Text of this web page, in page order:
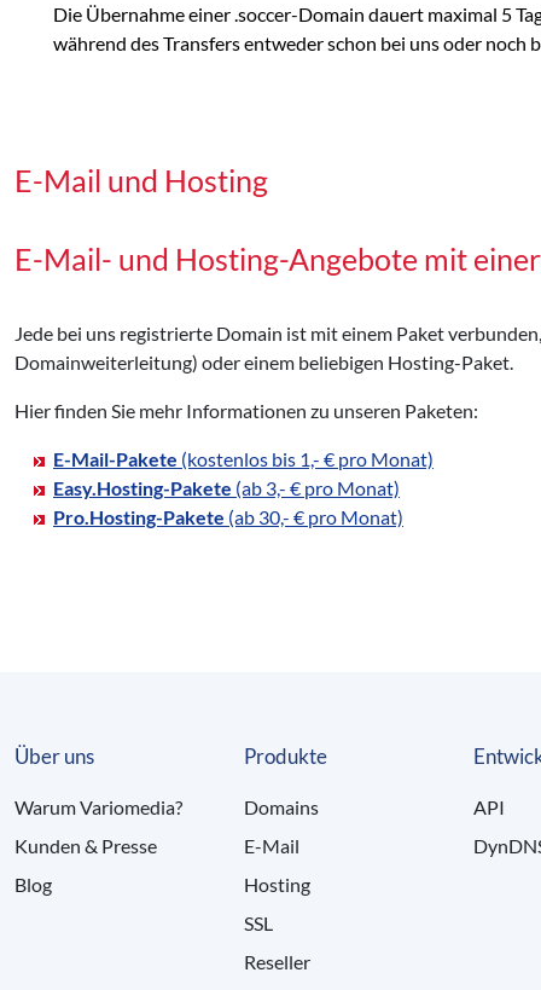
Die Übernahme einer .soccer-Domain dauert maximal 5
während des Transfers entweder schon bei uns oder noch
E-Mail und Hosting
E-Mail- und Hosting-Angebote mit
Jede bei uns registrierte Domain ist mit einem Paket
Domainweiterleitung) oder einem beliebigen Hosting-Paket.
Hier finden Sie mehr Informationen zu unseren Paketen:
E-Mail-Pakete (kostenlos bis 1,- € pro Monat)
Easy.Hosting-Pakete (ab 3,- € pro Monat)
Pro.Hosting-Pakete (ab 30,- € pro Monat)
Über uns
Warum Variomedia?
Kunden & Presse
Blog
Produkte
Domains
E-Mail
Hosting
SSL
Reseller
API